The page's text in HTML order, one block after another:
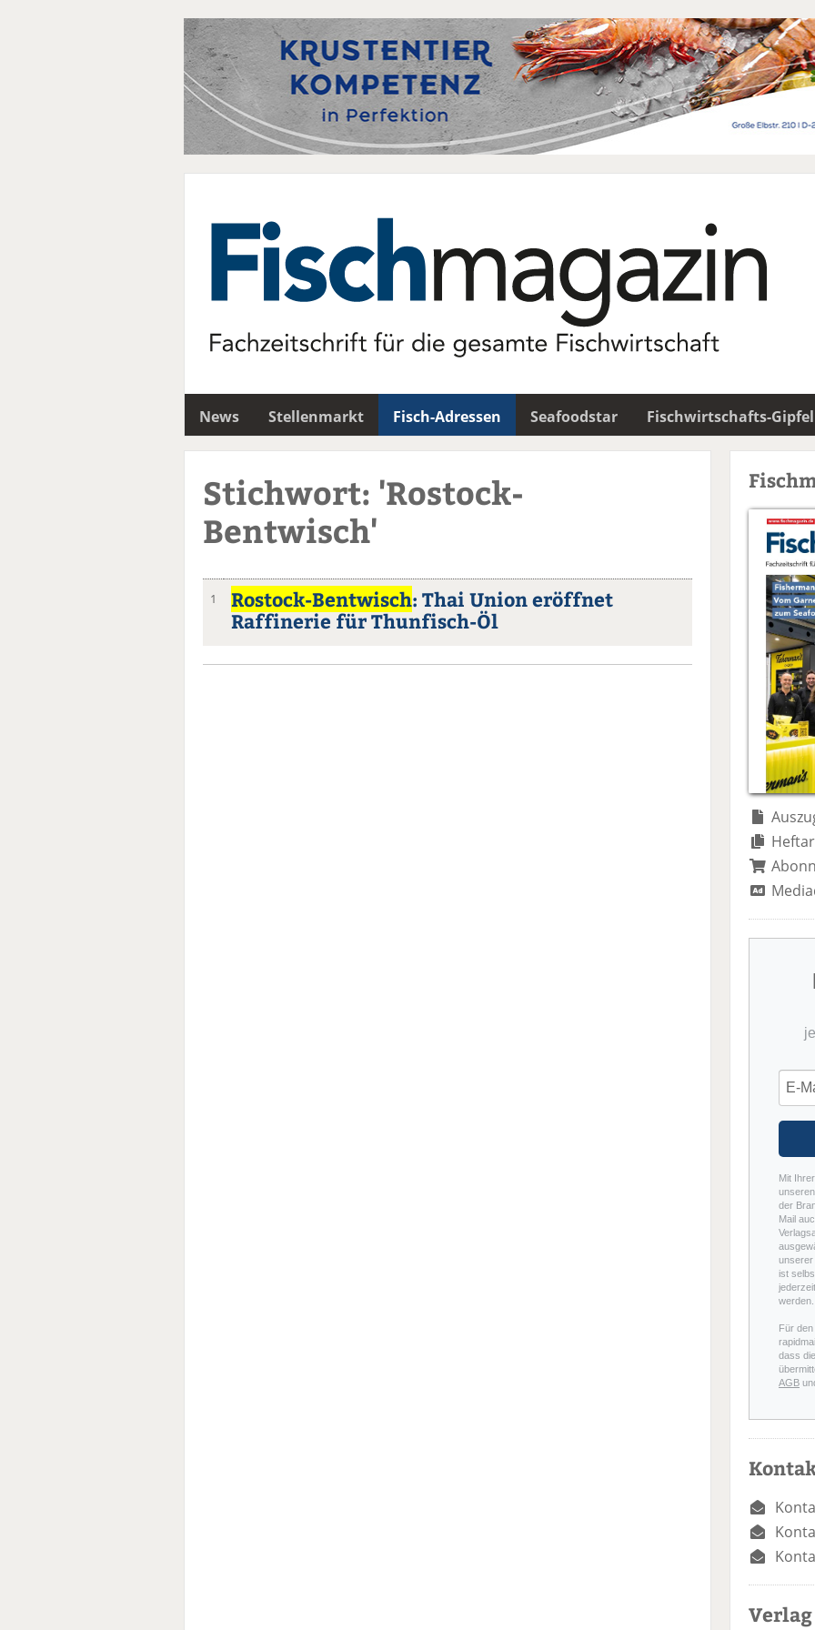
News Stellenmarkt Fisch-Adressen Seafoodstar Fischwirtschafts-Gipfel
Stichwort: 'Rostock-
Bentwisch'
1 Rostock-Bentwisch: Thai Union eröffnet
Raffinerie für Thunfisch-Öl
Mit
der
Mail
unserer
ist
werden.
Für
dass
AGB
Verlag